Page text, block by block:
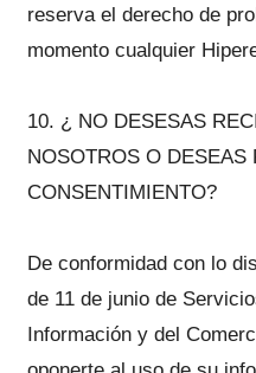
reserva el derecho de
momento cualquier
10. ¿ NO DESESAS
NOSOTROS O DESEAS
CONSENTIMIENTO?
De conformidad con lo
de 11 de junio de
Información y del